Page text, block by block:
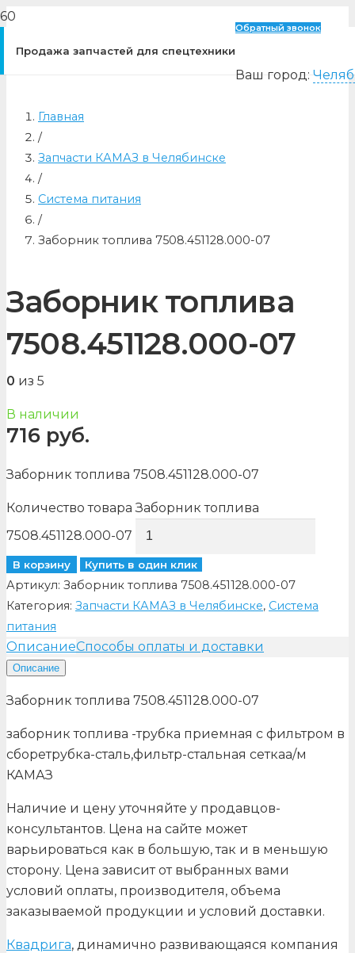
Продажа запчастей для спецтехники
Обратный звонок
Ваш город:
Главная
/
Запчасти КАМАЗ в Челябинске
/
Система питания
/
Заборник топлива 7508.451128.000-07
Заборник топлива
7508.451128.000-07
0 из 5
В наличии
716 руб.
Заборник топлива 7508.451128.000-07
Количество товара Заборник топлива
7508.451128.000-07
В корзину Купить в один клик
Артикул: Заборник топлива 7508.451128.000-07
Категория: Запчасти КАМАЗ в Челябинске, Система
питания
ОписаниеСпособы оплаты и доставки
Описание
Заборник топлива 7508.451128.000-07
заборник топлива -трубка приемная с фильтром в
сборетрубка-сталь,фильтр-стальная сеткаа/м
КАМАЗ
Наличие и цену уточняйте у продавцов-
консультантов. Цена на сайте может
варьироваться как в большую, так и в меньшую
сторону. Цена зависит от выбранных вами
условий оплаты, производителя, объема
заказываемой продукции и условий доставки.
Квадрига, динамично развивающаяся компания